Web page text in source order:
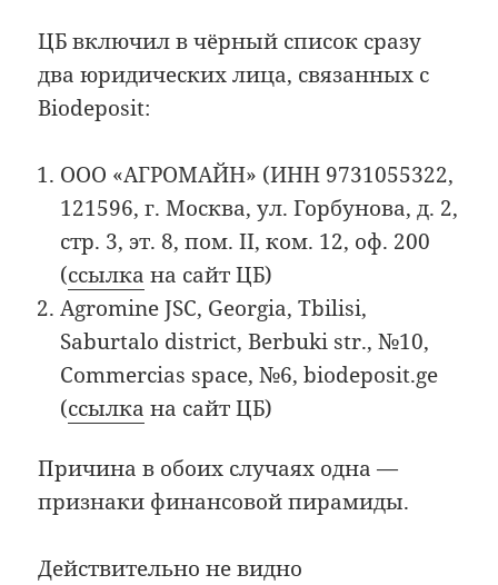
ЦБ включил в чёрный список сразу
два юридических лица, связанных с
Biodeposit:
ООО «АГРОМАЙН» (ИНН 9731055322,
121596, г. Москва, ул. Горбунова, д. 2,
стр. 3, эт. 8, пом. II, ком. 12, оф. 200
(ссылка на сайт ЦБ)
Agromine JSC, Georgia, Tbilisi,
Saburtalo district, Berbuki str., №10,
Commercias space, №6, biodeposit.ge
(ссылка на сайт ЦБ)
Причина в обоих случаях одна —
признаки финансовой пирамиды.
Действительно не видно